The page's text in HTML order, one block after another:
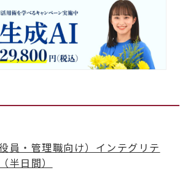
員・管理職向け）インテグリテ
半日間）